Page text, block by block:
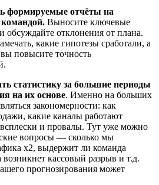
формируемые отчёты на
Выносите ключевые
обсуждайте отклонения от плана.
какие гипотезы сработали, а
повысите точность
статистику за большие периоды
на их основе. Именно на больших
закономерности: как
какие каналы работают
и провалы. Тут уже можно
вопросы — сколько мы
х2, выдержит ли команда
возникнет кассовый разрыв и т.д.
прогнозирования может